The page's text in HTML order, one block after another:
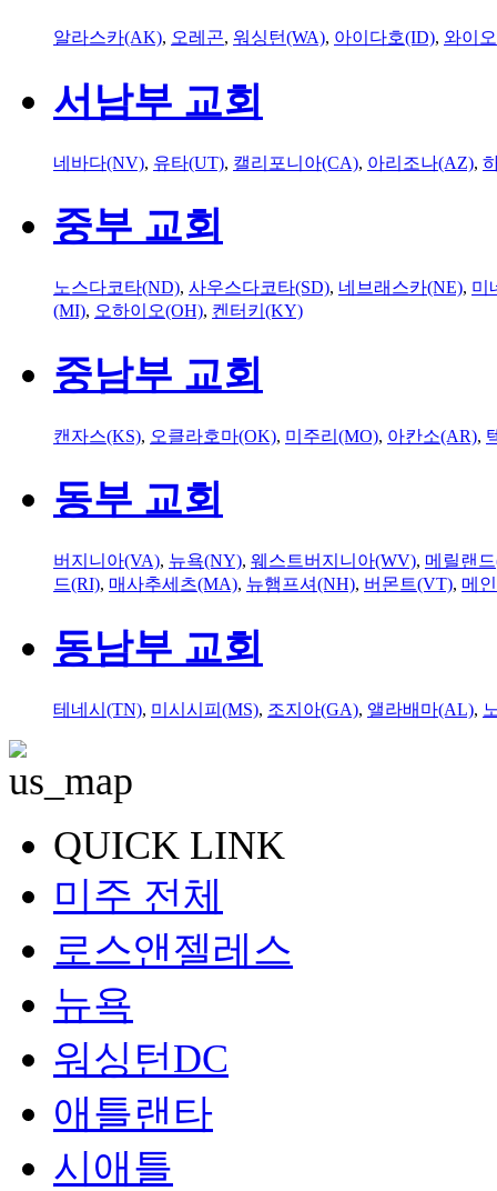
알라스카(AK), 오레곤, 워싱턴(WA), 아이다호(ID), 와이
서남부 교회
네바다(NV), 유타(UT), 캘리포니아(CA), 아리조나(AZ),
중부 교회
노스다코타(ND), 사우스다코타(SD), 네브래스카(NE), 미
(MI), 오하이오(OH), 켄터키(KY)
중남부 교회
캔자스(KS), 오클라호마(OK), 미주리(MO), 아칸소(AR),
동부 교회
버지니아(VA), 뉴욕(NY), 웨스트버지니아(WV), 메릴랜
드(RI), 매사추세츠(MA), 뉴햄프셔(NH), 버몬트(VT), 메
동남부 교회
테네시(TN), 미시시피(MS), 조지아(GA), 앨라배마(AL),
QUICK LINK
미주 전체
로스앤젤레스
뉴욕
워싱턴DC
애틀랜타
시애틀